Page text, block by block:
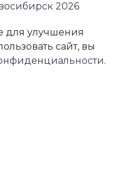
2026
для улучшения
сайт, вы
.